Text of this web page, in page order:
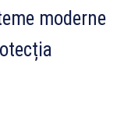
moderne